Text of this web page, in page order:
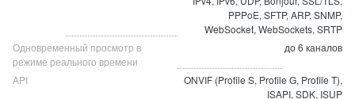
PPPoE, SFTP, ARP, SNMP,
WebSocket, WebSockets, SRTP
Одновременный просмотр в
режиме реального времени
до 6 каналов
API
ONVIF (Profile S, Profile G, Profile T),
ISAPI, SDK, ISUP